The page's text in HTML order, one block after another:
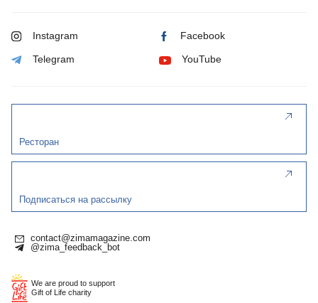
Instagram Facebook
Telegram YouTube
Ресторан
Подписаться на рассылку
contact@zimamagazine.com
@zima_feedback_bot
We are proud to support
Gift of Life charity